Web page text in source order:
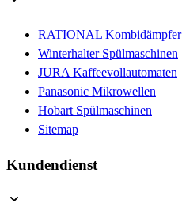
RATIONAL Kombidämpfer
Winterhalter Spülmaschinen
JURA Kaffeevollautomaten
Panasonic Mikrowellen
Hobart Spülmaschinen
Sitemap
Kundendienst